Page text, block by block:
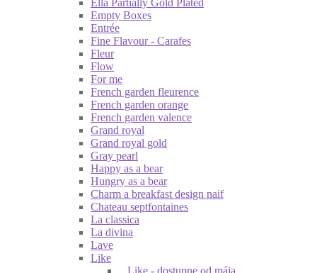
Empty Boxes
Entrée
Fine Flavour - Carafes
Fleur
Flow
For me
French garden fleurence
French garden orange
French garden valence
Grand royal
Grand royal gold
Gray pearl
Happy as a bear
Hungry as a bear
Charm a breakfast design naif
Chateau septfontaines
La classica
La divina
Lave
Like
Like - dostupne od mája